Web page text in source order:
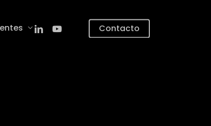
linkedinyoutube Contacto